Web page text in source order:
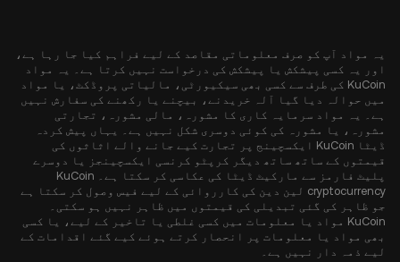
یہ مواد آپ کو صرف معلوماتی مقاصد کے لیے فراہم کیا جا رہا ہے،
اور یہ کسی پیشکش یا پیشکش کی درخواست نہیں کرتا ہے۔ یہ مواد
KuCoin کی طرف سے کسی بھی سیکیورٹی، مالیاتی پروڈکٹ، یا مواد
میں حوالہ دیا گیا آلہ خریدنے، بیچنے یا رکھنے کی سفارش نہیں
ہے۔ یہ مواد سرمایہ کاری کا مشورہ، مالی مشورہ، تجارتی
مشورہ، یا مشورہ کی کوئی دوسری شکل نہیں ہے۔ یہاں پیش کردہ
ڈیٹا KuCoin ایکسچینج پر تجارت کیے جانے والے اثاثوں کی
قیمتوں کے ساتھ ساتھ دیگر کرپٹو کرنسی ایکسچینجز یا دوسرے
پلیٹ فارمز سے مارکیٹ ڈیٹا کی عکاسی کر سکتا ہے۔ KuCoin
cryptocurrency لین دین کی کارروائی کے لیے فیس وصول کر سکتا ہے
جو ظاہر کی گئی تبدیلی کی قیمتوں میں ظاہر نہیں ہو سکتی۔
KuCoin مواد یا معلومات میں کسی غلطی یا تاخیر کے لیے، یا کسی
بھی مواد یا معلومات پر انحصار کرتے ہوئے کیے گئے اقدامات کے
لیے ذمہ دار نہیں ہے۔